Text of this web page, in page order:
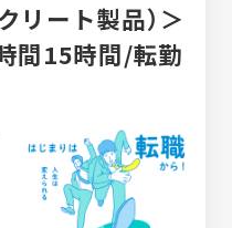
在になることが目標で
築いていきましょう。
事業づくりにも関わる
第で将来的に幹部とし
能です。
リート製品）＞
間15時間/転勤